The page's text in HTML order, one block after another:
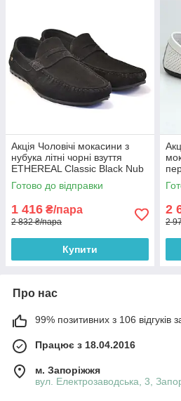
Акція Чоловічі мокасини з
нубука літні чорні взуття
ETHEREAL Classic Black Nub
by Rosso Avangard
Готово до відправки
1 416 ₴/пара
2 832 ₴/пара
Купити
2
2
Про нас
99% позитивних з 106 відгуків
Працює з 18.04.2016
м. Запоріжжя
вул. Електрозаводська, 3,